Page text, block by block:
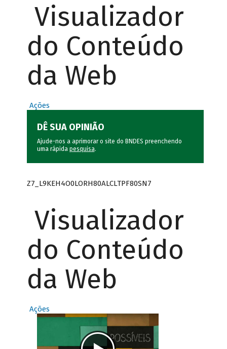
Visualizador
do Conteúdo
da Web
Ações
DÊ SUA OPINIÃO
Ajude-nos a aprimorar o site do BNDES preenchendo
uma rápida pesquisa.
Z7_L9KEH4O0LORH80ALCLTPF80SN7
Visualizador
do Conteúdo
da Web
Ações